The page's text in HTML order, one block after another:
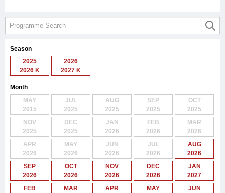
Season
2025
2026 K
2026
2027 K
Month
MAY
2015
JUL
2025
AUG
2025
SEP
2025
OCT
2025
NOV
2025
DEC
2025
JAN
2026
FEB
2026
MAR
2026
APR
2026
MAY
2026
JUN
2026
JUL
2026
AUG
2026
SEP
2026
OCT
2026
NOV
2026
DEC
2026
JAN
2027
FEB
MAR
APR
MAY
JUN